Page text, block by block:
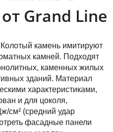
Grand Line
камень имитируют
камней. Подходят
каменных жилых
зданий. Материал
характеристиками,
и для цоколя,
см² (средний удар
фасадные панели